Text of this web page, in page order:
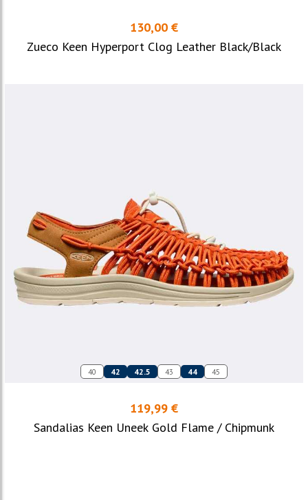
130,00 €
Zueco Keen Hyperport Clog Leather Black/Black
40 42 42.5 43 44 45
119,99 €
Sandalias Keen Uneek Gold Flame / Chipmunk